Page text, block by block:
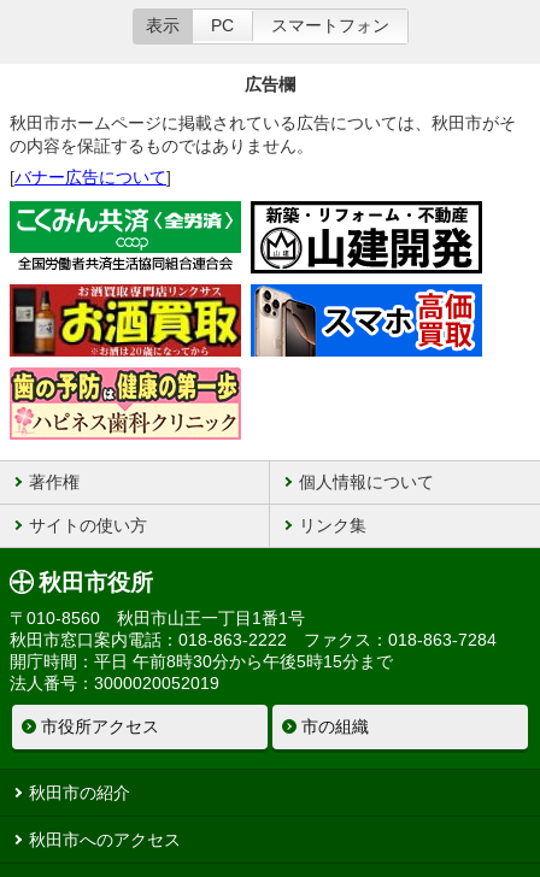
表示 PC スマートフォン
広告欄
秋田市ホームページに掲載されている広告については、秋田市がそ
の内容を保証するものではありません。
[バナー広告について]
著作権 個人情報について
サイトの使い方 リンク集
秋田市役所
〒010-8560 秋田市山王一丁目1番1号
秋田市窓口案内電話：018-863-2222 ファクス：018-863-7284
開庁時間：平日 午前8時30分から午後5時15分まで
法人番号：3000020052019
市役所アクセス 市の組織
秋田市の紹介
秋田市へのアクセス